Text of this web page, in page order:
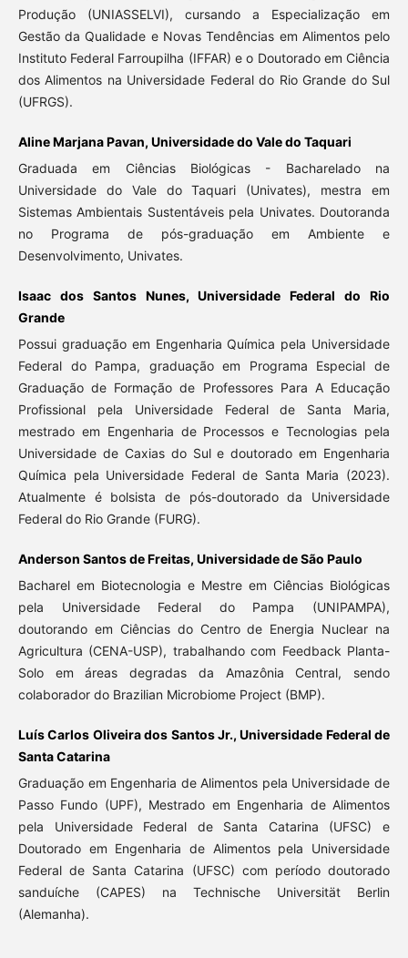
Produção (UNIASSELVI), cursando a Especialização em
Gestão da Qualidade e Novas Tendências em Alimentos pelo
Instituto Federal Farroupilha (IFFAR) e o Doutorado em Ciência
dos Alimentos na Universidade Federal do Rio Grande do Sul
(UFRGS).
Aline Marjana Pavan, Universidade do Vale do Taquari
Graduada em Ciências Biológicas - Bacharelado na
Universidade do Vale do Taquari (Univates), mestra em
Sistemas Ambientais Sustentáveis pela Univates. Doutoranda
no Programa de pós-graduação em Ambiente e
Desenvolvimento, Univates.
Isaac dos Santos Nunes, Universidade Federal do Rio
Grande
Possui graduação em Engenharia Química pela Universidade
Federal do Pampa, graduação em Programa Especial de
Graduação de Formação de Professores Para A Educação
Profissional pela Universidade Federal de Santa Maria,
mestrado em Engenharia de Processos e Tecnologias pela
Universidade de Caxias do Sul e doutorado em Engenharia
Química pela Universidade Federal de Santa Maria (2023).
Atualmente é bolsista de pós-doutorado da Universidade
Federal do Rio Grande (FURG).
Anderson Santos de Freitas, Universidade de São Paulo
Bacharel em Biotecnologia e Mestre em Ciências Biológicas
pela Universidade Federal do Pampa (UNIPAMPA),
doutorando em Ciências do Centro de Energia Nuclear na
Agricultura (CENA-USP), trabalhando com Feedback Planta-
Solo em áreas degradas da Amazônia Central, sendo
colaborador do Brazilian Microbiome Project (BMP).
Luís Carlos Oliveira dos Santos Jr., Universidade Federal de
Santa Catarina
Graduação em Engenharia de Alimentos pela Universidade de
Passo Fundo (UPF), Mestrado em Engenharia de Alimentos
pela Universidade Federal de Santa Catarina (UFSC) e
Doutorado em Engenharia de Alimentos pela Universidade
Federal de Santa Catarina (UFSC) com período doutorado
sanduíche (CAPES) na Technische Universität Berlin
(Alemanha).